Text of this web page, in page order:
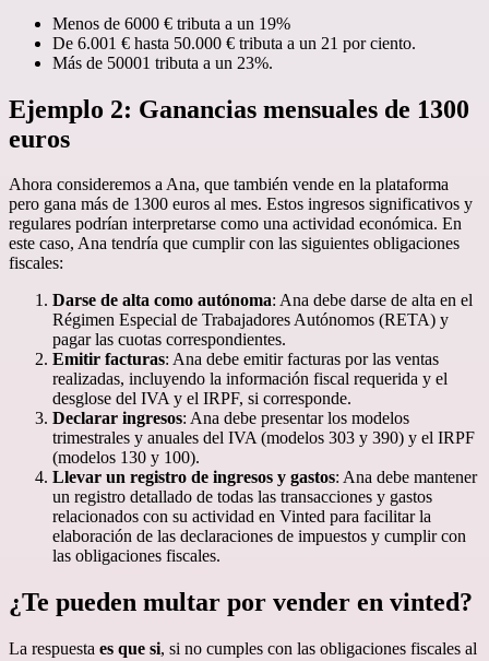
Menos de 6000 € tributa a un 19%
De 6.001 € hasta 50.000 € tributa a un 21 por ciento.
Más de 50001 tributa a un 23%.
Ejemplo 2: Ganancias mensuales de 1300
euros
Ahora consideremos a Ana, que también vende en la plataforma
pero gana más de 1300 euros al mes. Estos ingresos significativos y
regulares podrían interpretarse como una actividad económica. En
este caso, Ana tendría que cumplir con las siguientes obligaciones
fiscales:
Darse de alta como autónoma: Ana debe darse de alta en el
Régimen Especial de Trabajadores Autónomos (RETA) y
pagar las cuotas correspondientes.
Emitir facturas: Ana debe emitir facturas por las ventas
realizadas, incluyendo la información fiscal requerida y el
desglose del IVA y el IRPF, si corresponde.
Declarar ingresos: Ana debe presentar los modelos
trimestrales y anuales del IVA (modelos 303 y 390) y el IRPF
(modelos 130 y 100).
Llevar un registro de ingresos y gastos: Ana debe mantener
un registro detallado de todas las transacciones y gastos
relacionados con su actividad en Vinted para facilitar la
elaboración de las declaraciones de impuestos y cumplir con
las obligaciones fiscales.
¿Te pueden multar por vender en vinted?
La respuesta es que si, si no cumples con las obligaciones fiscales al